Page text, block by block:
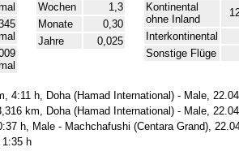
Wochen
1,3
Monate
0,30
Jahre
0,025
Kontinental
ohne Inland
Interkontinental
Sonstige Flüge
4:11 h, Doha (Hamad International) - Male,
km, Doha (Hamad International) - Male,
h, Male - Machchafushi (Centara Grand),
h